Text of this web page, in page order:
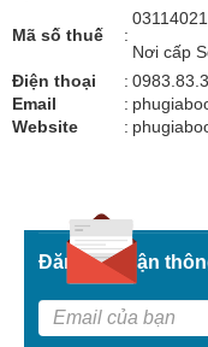
Mã số thuế :
Nơi cấp
Điện thoại
:
Email
:
Website
:
Đăng kí nhận